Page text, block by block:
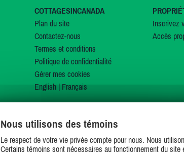
COTTAGESINCANADA
Plan du site
Contactez-nous
Termes et conditions
Politique de confidentialité
Gérer mes cookies
English| Français
Inscrivez
Accès
Nous utilisons des témoins
Le respect de votre vie privée compte pour nous. Nous
Certains témoins sont nécessaires au fonctionnement du